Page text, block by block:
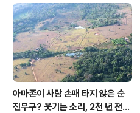
아마존이 사람 손때 타지 않은 순
진무구? 웃기는 소리, 2천 년 전에